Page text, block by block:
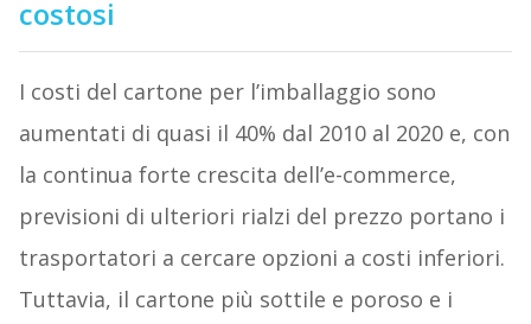
costosi
I costi del cartone per l’imballaggio sono
aumentati di quasi il 40% dal 2010 al 2020 e, con
la continua forte crescita dell’e-commerce,
previsioni di ulteriori rialzi del prezzo portano i
trasportatori a cercare opzioni a costi inferiori.
Tuttavia, il cartone più sottile e poroso e i